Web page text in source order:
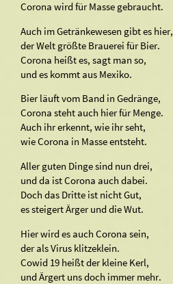
Corona wird für Masse gebraucht.
Auch im Getränkewesen gibt es hier,
der Welt größte Brauerei für Bier.
Corona heißt es, sagt man so,
und es kommt aus Mexiko.
Bier läuft vom Band in Gedränge,
Corona steht auch hier für Menge.
Auch ihr erkennt, wie ihr seht,
wie Corona in Masse entsteht.
Aller guten Dinge sind nun drei,
und da ist Corona auch dabei.
Doch das Dritte ist nicht Gut,
es steigert Ärger und die Wut.
Hier wird es auch Corona sein,
der als Virus klitzeklein.
Cowid 19 heißt der kleine Kerl,
und Ärgert uns doch immer mehr.